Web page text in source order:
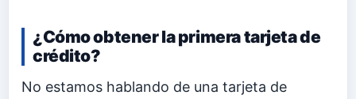
¿Cómo obtener la primera tarjeta de
crédito?
No estamos hablando de una tarjeta de